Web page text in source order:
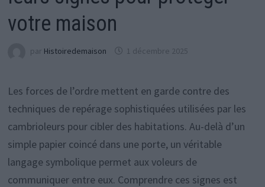
votre maison
par Histoiredemaison 1 décembre 2025
Les forces de l’ordre mettent en garde contre des
techniques de repérage sophistiquées utilisées par les
cambrioleurs pour cibler des habitations. Au-delà d’un
simple papier coincé dans une porte, un véritable
langage symbolique permet aux voleurs de
communiquer entre eux. Comprendre ces signes est